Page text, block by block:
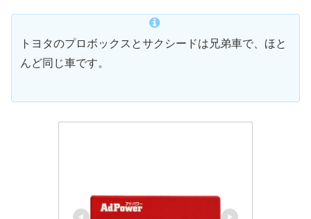
トヨタのプロボックスとサクシードは兄弟車で、ほと
んど同じ車です。